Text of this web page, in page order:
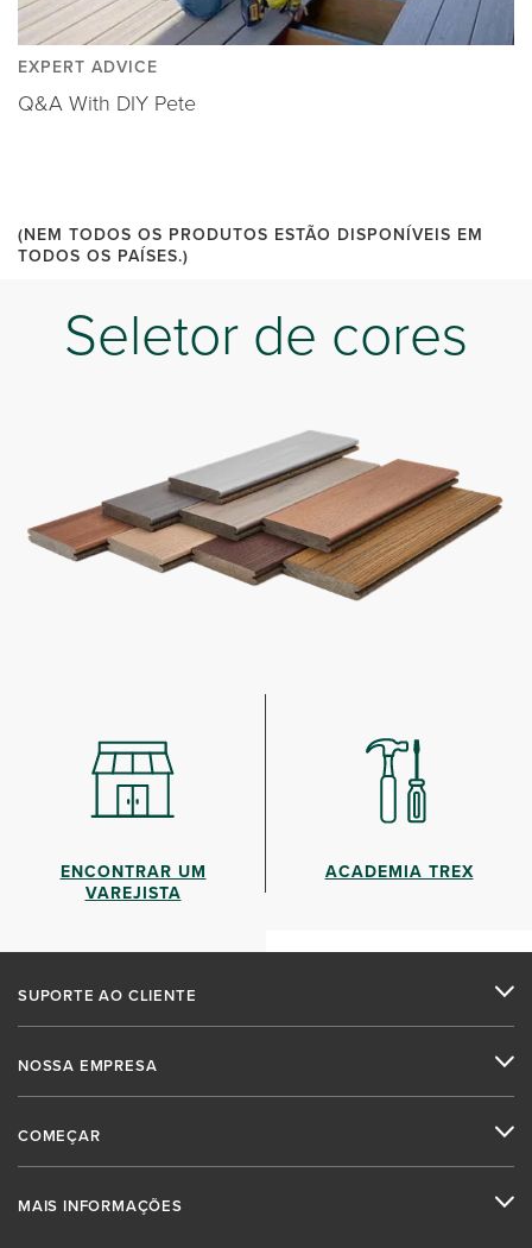
EXPERT ADVICE
Q&A With DIY Pete
(NEM TODOS OS PRODUTOS ESTÃO DISPONÍVEIS EM
TODOS OS PAÍSES.)
Seletor de cores
ENCONTRAR UM
VAREJISTA
ACADEMIA TREX
SUPORTE AO CLIENTE
NOSSA EMPRESA
COMEÇAR
MAIS INFORMAÇÕES